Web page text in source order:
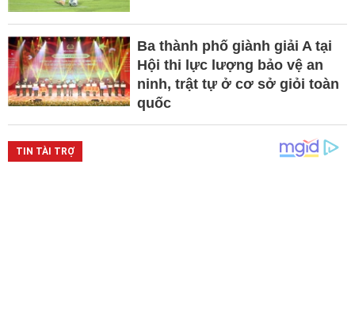
Ba thành phố giành giải A tại
Hội thi lực lượng bảo vệ an
ninh, trật tự ở cơ sở giỏi toàn
quốc